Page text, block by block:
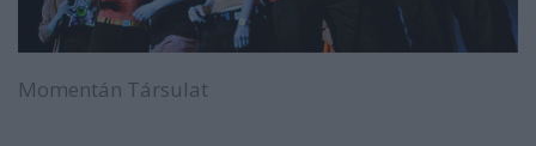
Momentán Társulat